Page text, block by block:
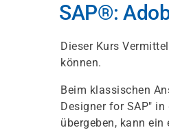
SAP®:
Dieser Kurs
können.
Beim klassischen
Designer for SAP"
übergeben, kann
akzeptieren
Datenschutzhinweis